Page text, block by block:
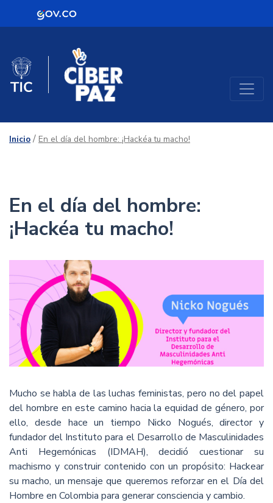
Logo Gobierno de Colombia
Logo del Ministerio TIC
Inicio / En el día del hombre: ¡Hackéa tu macho!
En el día del hombre:
¡Hackéa tu macho!
Mucho se habla de las luchas feministas, pero no del papel
del hombre en este camino hacia la equidad de género, por
ello, desde hace un tiempo Nicko Nogués, director y
fundador del Instituto para el Desarrollo de Masculinidades
Anti Hegemónicas (IDMAH), decidió cuestionar su
machismo y construir contenido con un propósito: Hackear
su macho, un mensaje que queremos reforzar en el Día del
Hombre en Colombia para generar consciencia y cambio.